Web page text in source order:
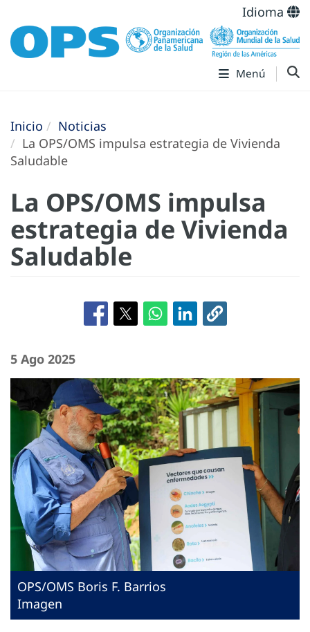
Idioma
Menú
Inicio
Noticias
La OPS/OMS impulsa estrategia de Vivienda
Saludable
La OPS/OMS impulsa
estrategia de Vivienda
Saludable
5 Ago 2025
OPS/OMS Boris F. Barrios
Imagen